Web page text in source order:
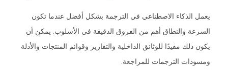
يعمل الذكاء الاصطناعي في الترجمة بشكل أفضل عندما تكون
السرعة والنطاق أهم من الفروق الدقيقة في الأسلوب. يمكن أن
يكون ذلك مفيدًا للوثائق الداخلية والتقارير وقوائم المنتجات والأدلة
ومسودات الترجمات للمراجعة.